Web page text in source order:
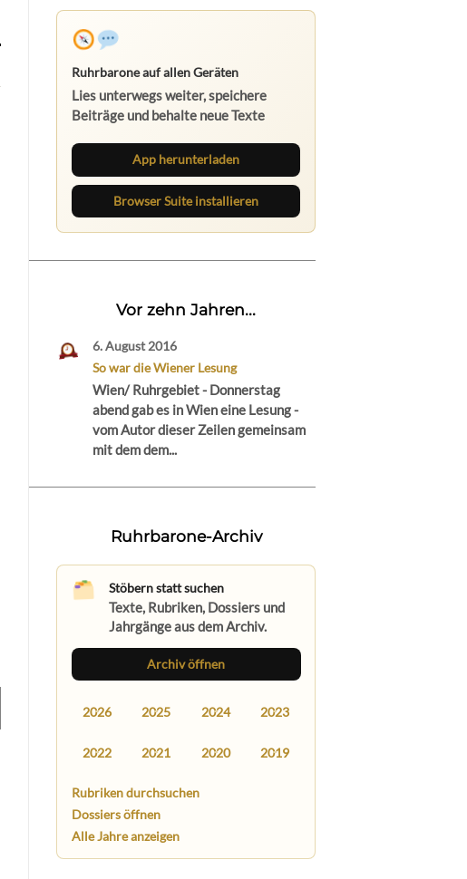
Ruhrbarone auf allen Geräten
Lies unterwegs weiter, speichere
Beiträge und behalte neue Texte
App herunterladen
Browser Suite installieren
Vor zehn Jahren...
6. August 2016
So war die Wiener Lesung
Wien/ Ruhrgebiet - Donnerstag
abend gab es in Wien eine Lesung -
vom Autor dieser Zeilen gemeinsam
mit dem dem...
Ruhrbarone-Archiv
Stöbern statt suchen
Texte, Rubriken, Dossiers und
Jahrgänge aus dem Archiv.
Archiv öffnen
2026 2025 2024 2023
2022 2021 2020 2019
Rubriken durchsuchen
Dossiers öffnen
Alle Jahre anzeigen